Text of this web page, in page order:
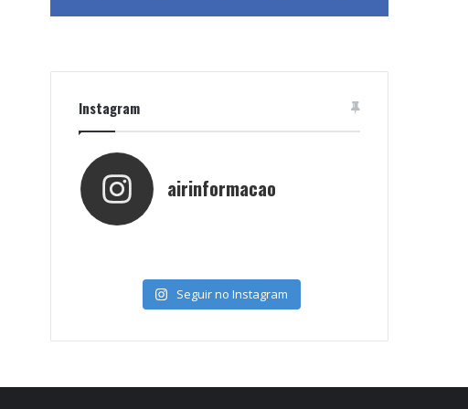
Instagram
airinformacao
Seguir no Instagram